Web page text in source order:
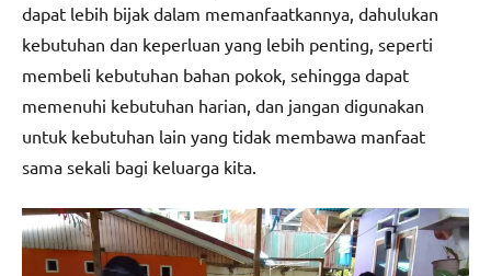
dapat lebih bijak dalam memanfaatkannya, dahulukan
kebutuhan dan keperluan yang lebih penting, seperti
membeli kebutuhan bahan pokok, sehingga dapat
memenuhi kebutuhan harian, dan jangan digunakan
untuk kebutuhan lain yang tidak membawa manfaat
sama sekali bagi keluarga kita.